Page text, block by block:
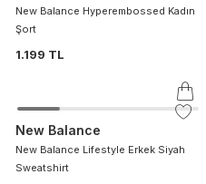
New Balance Hyperembossed Kadın
Şort
1.199 TL
New Balance
New Balance Lifestyle Erkek Siyah
Sweatshirt